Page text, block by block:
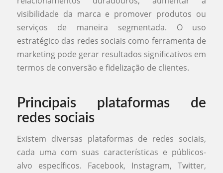
visibilidade da marca e promover produtos ou
serviços de maneira segmentada. O uso
estratégico das redes sociais como ferramenta de
marketing pode gerar resultados significativos em
termos de conversão e fidelização de clientes.
Principais plataformas de
redes sociais
Existem diversas plataformas de redes sociais,
cada uma com suas características e públicos-
alvo específicos. Facebook, Instagram, Twitter,